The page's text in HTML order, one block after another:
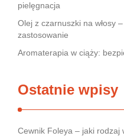
pielęgnacja
Olej z czarnuszki na włosy
zastosowanie
Aromaterapia w ciąży:
Ostatnie wpisy
Cewnik Foleya – jaki rodzaj